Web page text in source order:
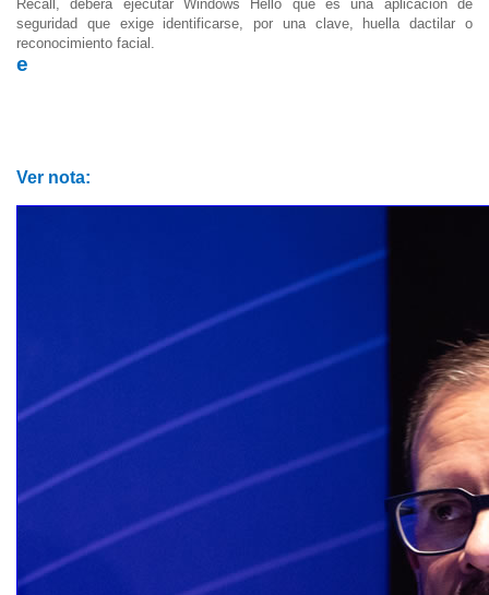
Recall, deberá ejecutar Windows Hello que es una aplicación de
seguridad que exige identificarse, por una clave, huella dactilar o
reconocimiento facial.
e
Ver nota: